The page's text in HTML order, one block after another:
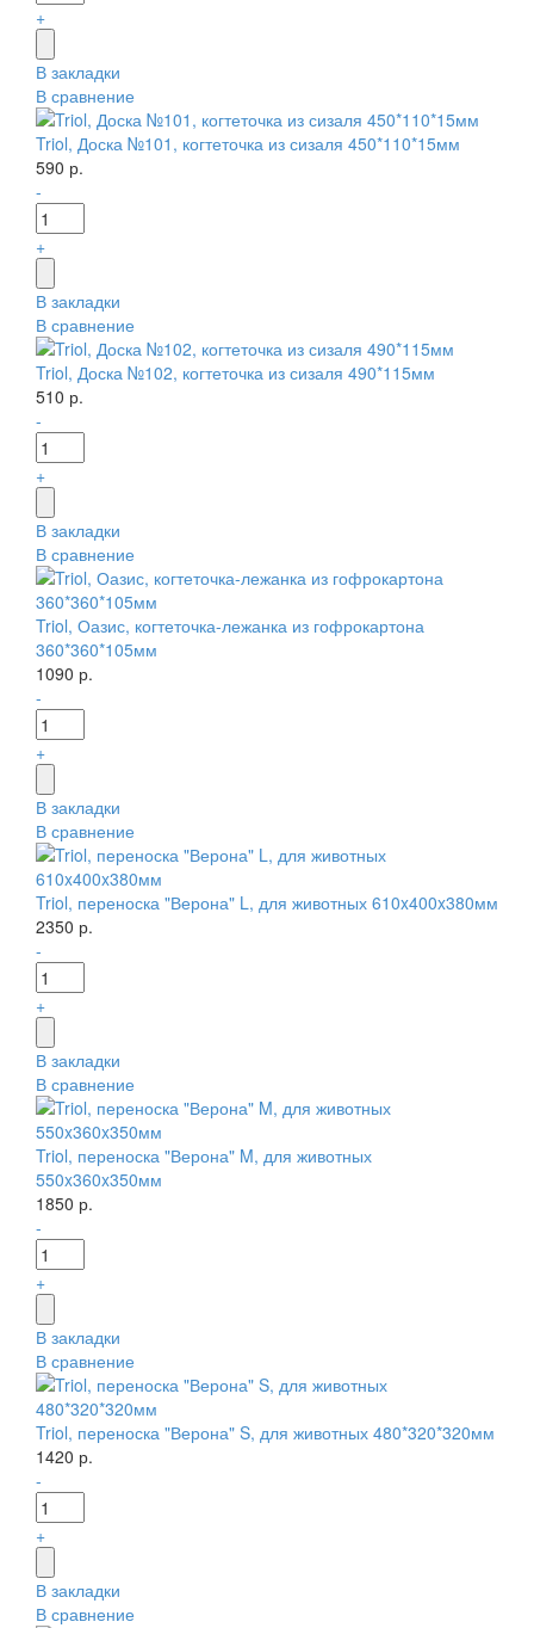
+
В закладки
В сравнение
Triol, Доска №101, когтеточка из сизаля 450*110*15мм
590 р.
-
+
В закладки
В сравнение
Triol, Доска №102, когтеточка из сизаля 490*115мм
510 р.
-
+
В закладки
В сравнение
Triol, Оазис, когтеточка-лежанка из гофрокартона
360*360*105мм
1090 р.
-
+
В закладки
В сравнение
Triol, переноска "Верона" L, для животных 610x400x380мм
2350 р.
-
+
В закладки
В сравнение
Triol, переноска "Верона" M, для животных
550x360x350мм
1850 р.
-
+
В закладки
В сравнение
Triol, переноска "Верона" S, для животных 480*320*320мм
1420 р.
-
+
В закладки
В сравнение